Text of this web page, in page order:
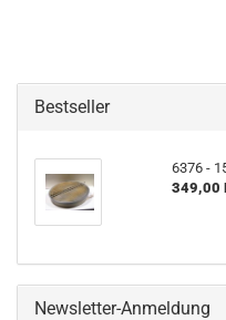
Bestseller
6376 -
349,00
Newsletter-Anmeldung